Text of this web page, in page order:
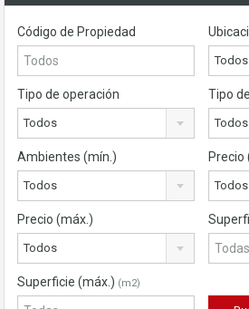
Código de Propiedad
Todos
Tipo de operación
Todos
Tipo
Todos
Ambientes (mín.)
Todos
Precio
Todos
Precio (máx.)
Todos
Superficie (máx.) (m2)